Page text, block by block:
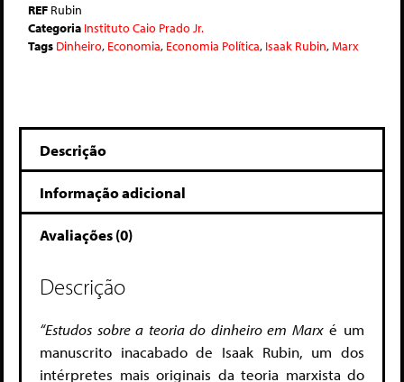
REF Rubin
Categoria Instituto Caio Prado Jr.
Tags Dinheiro, Economia, Economia Política, Isaak Rubin,Marx
Descrição
Informação adicional
Avaliações (0)
Descrição
“Estudos sobre a teoria do dinheiro em Marxé um
manuscrito inacabado de Isaak Rubin, um dos
intérpretes mais originais da teoria marxista do